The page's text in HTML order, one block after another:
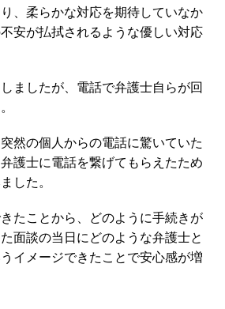
、柔らかな対応を期待していなか
安が払拭されるような優しい対応
ましたが、電話で弁護士自らが回
然の個人からの電話に驚いていた
護士に電話を繋げてもらえたため
した。
たことから、どのように手続きが
面談の当日にどのような弁護士と
イメージできたことで安心感が増